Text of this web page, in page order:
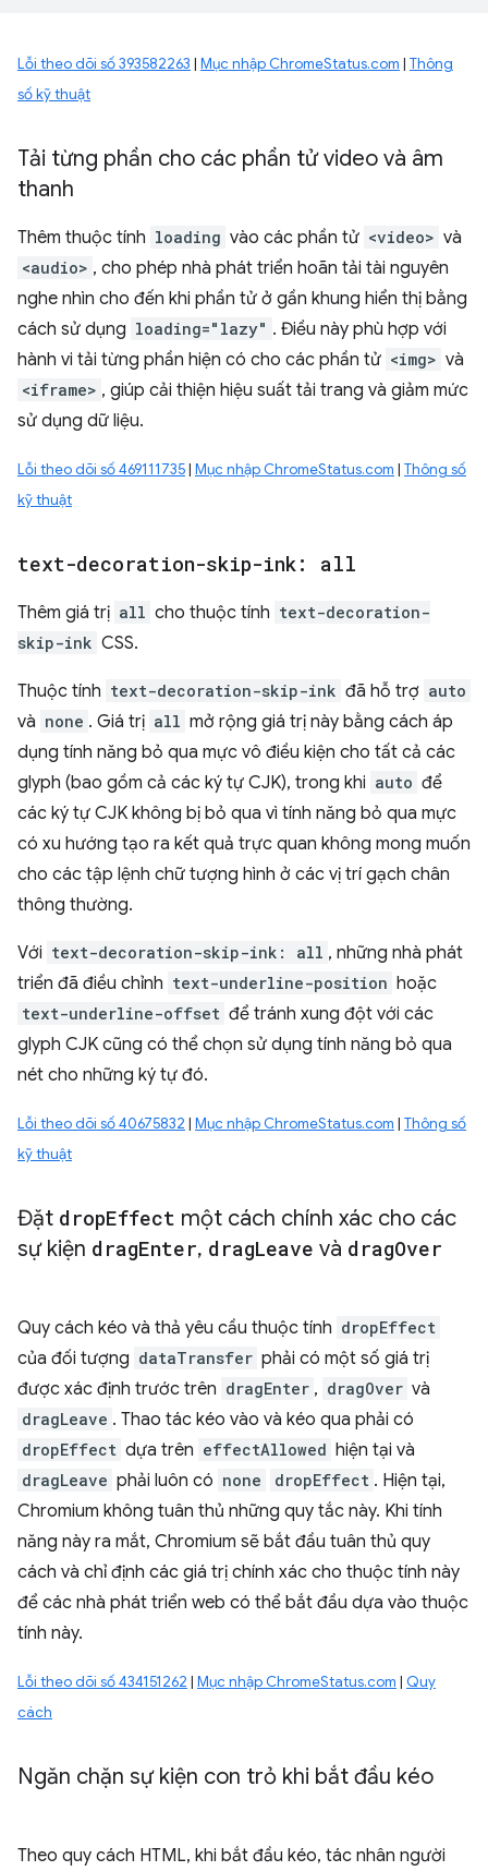
Lỗi theo dõi số 393582263 | Mục nhập ChromeStatus.com | Thông
số kỹ thuật
Tải từng phần cho các phần tử video và âm
thanh
Thêm thuộc tính loading vào các phần tử <video> và
<audio> , cho phép nhà phát triển hoãn tải tài nguyên
nghe nhìn cho đến khi phần tử ở gần khung hiển thị bằng
cách sử dụng loading="lazy" . Điều này phù hợp với
hành vi tải từng phần hiện có cho các phần tử <img> và
<iframe> , giúp cải thiện hiệu suất tải trang và giảm mức
sử dụng dữ liệu.
Lỗi theo dõi số 469111735| Mục nhập ChromeStatus.com | Thông số
kỹ thuật
text-decoration-skip-ink: all
Thêm giá trị all cho thuộc tính text-decoration-
skip-ink CSS.
Thuộc tính text-decoration-skip-ink đã hỗ trợ auto
và none . Giá trị all mở rộng giá trị này bằng cách áp
dụng tính năng bỏ qua mực vô điều kiện cho tất cả các
glyph (bao gồm cả các ký tự CJK), trong khi auto để
các ký tự CJK không bị bỏ qua vì tính năng bỏ qua mực
có xu hướng tạo ra kết quả trực quan không mong muốn
cho các tập lệnh chữ tượng hình ở các vị trí gạch chân
thông thường.
Với text-decoration-skip-ink: all , những nhà phát
triển đã điều chỉnh text-underline-position hoặc
text-underline-offset để tránh xung đột với các
glyph CJK cũng có thể chọn sử dụng tính năng bỏ qua
nét cho những ký tự đó.
Lỗi theo dõi số 40675832 | Mục nhập ChromeStatus.com | Thông số
kỹ thuật
Đặt dropEffect một cách chính xác cho các
sự kiện dragEnter, dragLeave và dragOver
Quy cách kéo và thả yêu cầu thuộc tính dropEffect
của đối tượng dataTransfer phải có một số giá trị
được xác định trước trên dragEnter , dragOver và
dragLeave . Thao tác kéo vào và kéo qua phải có
dropEffect dựa trên effectAllowed hiện tại và
dragLeave phải luôn có none dropEffect . Hiện tại,
Chromium không tuân thủ những quy tắc này. Khi tính
năng này ra mắt, Chromium sẽ bắt đầu tuân thủ quy
cách và chỉ định các giá trị chính xác cho thuộc tính này
để các nhà phát triển web có thể bắt đầu dựa vào thuộc
tính này.
Lỗi theo dõi số 434151262 | Mục nhập ChromeStatus.com | Quy
cách
Ngăn chặn sự kiện con trỏ khi bắt đầu kéo
Theo quy cách HTML, khi bắt đầu kéo, tác nhân người